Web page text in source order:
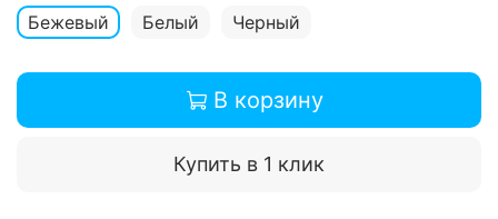
Бежевый Белый Черный
В корзину
Купить в 1 клик